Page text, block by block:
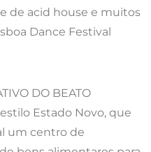
de acid house e muitos
Dance Festival
DO BEATO
Estado Novo, que
um centro de